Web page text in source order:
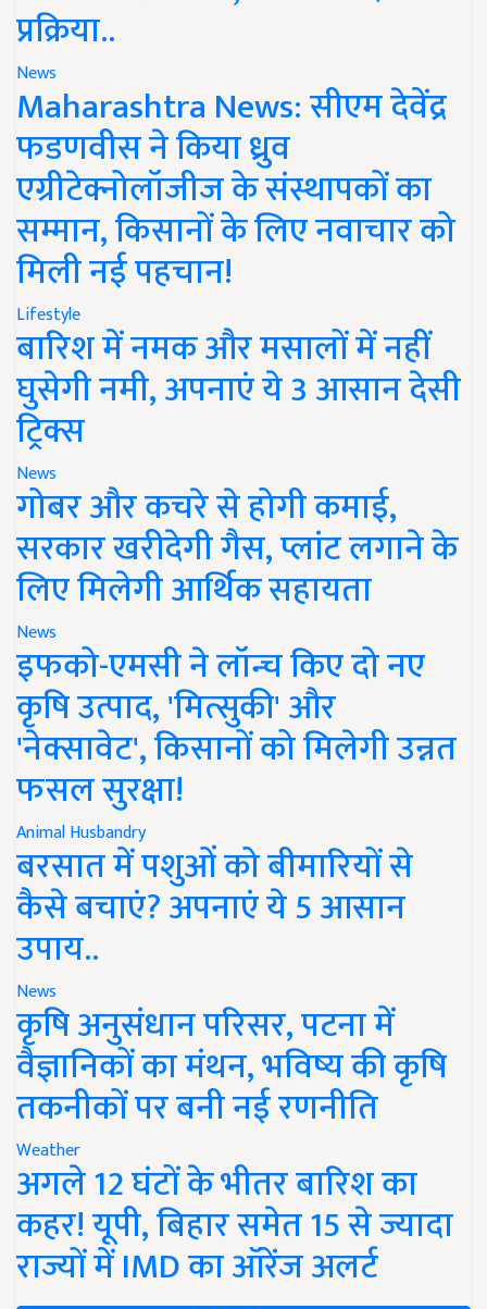
प्रक्रिया..
News
Maharashtra News: सीएम देवेंद्र
फडणवीस ने किया ध्रुव
एग्रीटेक्नोलॉजीज के संस्थापकों का
सम्मान, किसानों के लिए नवाचार को
मिली नई पहचान!
Lifestyle
बारिश में नमक और मसालों में नहीं
घुसेगी नमी, अपनाएं ये 3 आसान देसी
ट्रिक्स
News
गोबर और कचरे से होगी कमाई,
सरकार खरीदेगी गैस, प्लांट लगाने के
लिए मिलेगी आर्थिक सहायता
News
इफको-एमसी ने लॉन्च किए दो नए
कृषि उत्पाद, 'मित्सुकी' और
'नेक्सावेट', किसानों को मिलेगी उन्नत
फसल सुरक्षा!
Animal Husbandry
बरसात में पशुओं को बीमारियों से
कैसे बचाएं? अपनाएं ये 5 आसान
उपाय..
News
कृषि अनुसंधान परिसर, पटना में
वैज्ञानिकों का मंथन, भविष्य की कृषि
तकनीकों पर बनी नई रणनीति
Weather
अगले 12 घंटों के भीतर बारिश का
कहर! यूपी, बिहार समेत 15 से ज्यादा
राज्यों में IMD का ऑरेंज अलर्ट